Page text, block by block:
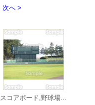
次へ >
スコアボード,野球場...